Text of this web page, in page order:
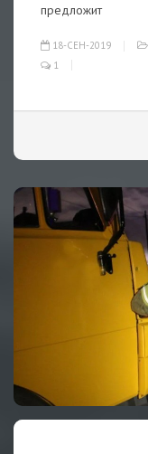
предложит
18-СЕН-2019
1